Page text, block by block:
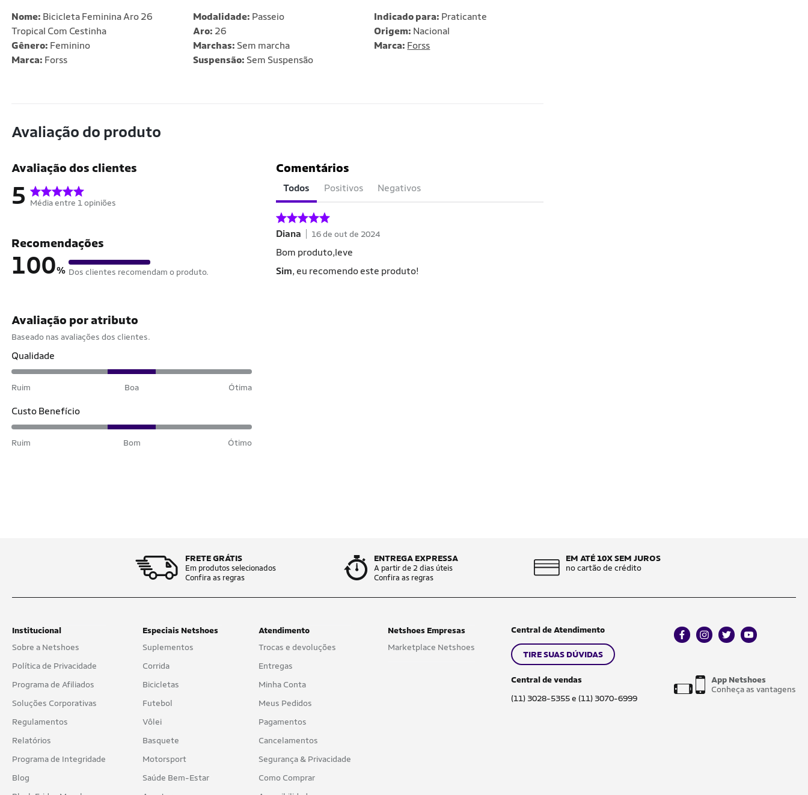
Nome: Bicicleta Feminina Aro 26
Tropical Com Cestinha
Gênero: Feminino
Marca: Forss
Modalidade: Passeio
Aro: 26
Marchas: Sem marcha
Suspensão: Sem Suspensão
Indicado para: Praticante
Origem: Nacional
Marca: Forss
Avaliação do produto
Avaliação dos clientes
5 Média entre 1 opiniões
Recomendações
100% Dos clientes recomendam o produto.
Avaliação por atributo
Baseado nas avaliações dos clientes.
Qualidade
Ruim Boa Ótima
Custo Benefício
Ruim Bom Ótimo
Comentários
Todos Positivos Negativos
Diana 16 de out de 2024
Bom produto,leve
Sim, eu recomendo este produto!
FRETE GRÁTIS
Em produtos selecionados
Confira as regras
ENTREGA EXPRESSA
A partir de 2 dias úteis
Confira as regras
EM ATÉ 10X SEM JUROS
no cartão de crédito
Institucional
Sobre a Netshoes
Política de Privacidade
Programa de Afiliados
Soluções Corporativas
Regulamentos
Relatórios
Programa de Integridade
Blog
Especiais Netshoes
Suplementos
Corrida
Bicicletas
Futebol
Vôlei
Basquete
Motorsport
Saúde Bem-Estar
Atendimento
Trocas e devoluções
Entregas
Minha Conta
Meus Pedidos
Pagamentos
Cancelamentos
Segurança & Privacidade
Como Comprar
Netshoes Empresas
Marketplace Netshoes
Central de Atendimento
TIRE SUAS DÚVIDAS
Central de vendas
(11) 3028-5355 e (11) 3070-6999
facebookinstagram
twitteryoutube
App Netshoes
Conheça as vantagens